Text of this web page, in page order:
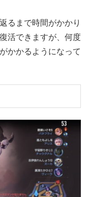
るまで時間がかかり
活できますが、何度
かかるようになって